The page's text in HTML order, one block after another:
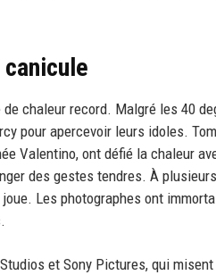
chaleur record. Malgré les 40
pour apercevoir leurs idoles.
Valentino, ont défié la chaleur
des gestes tendres. À
Les photographes ont
et Sony Pictures, qui